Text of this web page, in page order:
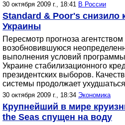
30 октября 2009 г., 18:41 В России
Standard & Poor's снизило
Украины
Пересмотр прогноза
возобновившуюся
выполнения условий
Украине стабилизационного
президентских выборов.
системы продолжает
30 октября 2009 г., 18:34 Экономика
Крупнейший в мире
the Seas спущен на воду